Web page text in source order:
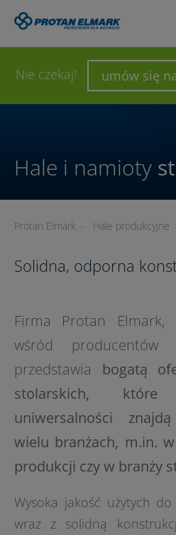
Nie czekaj! umów się
WYŚLIJ ZAPYTANIE
Hale i namioty
Protan Elmark - Hale produkcyjne
Solidna, odporna
Firma Protan
wśród producentów
przedstawia bogatą
stolarskich,
uniwersalności
wielu branżach, m.in.
produkcji czy w branży
Wysoka jakość użytych
wraz z solidną